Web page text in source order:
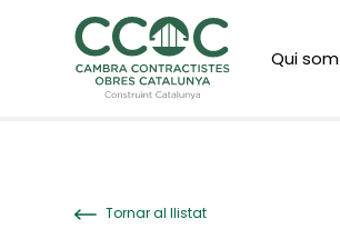
Qui som
Tornar al llistat